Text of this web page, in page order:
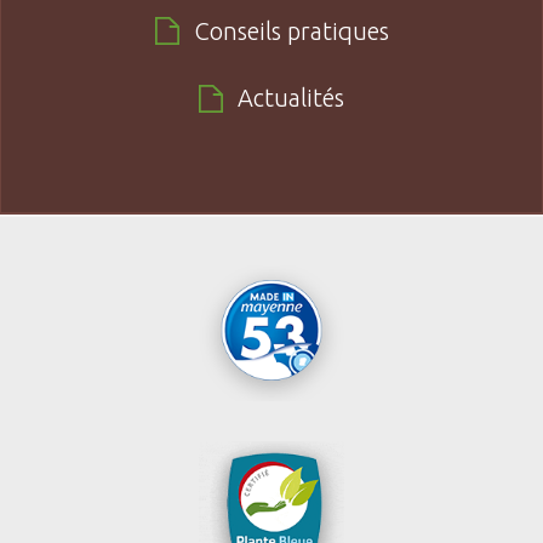
Conseils pratiques
Actualités